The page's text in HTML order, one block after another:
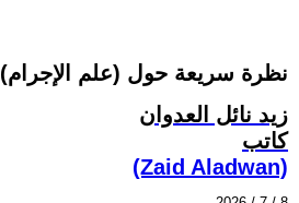
نظرة سريعة حول (علم الإجرام)
زيد نائل العدوان
كاتب
(Zaid Aladwan)